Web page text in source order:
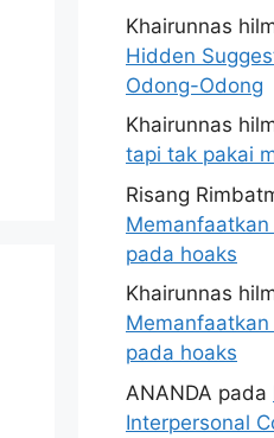
Khairunnas
Hidden
Odong-Odong
Khairunnas
tapi tak pakai
Risang
pada hoaks
Khairunnas
pada hoaks
ANANDA pada
Interpersonal